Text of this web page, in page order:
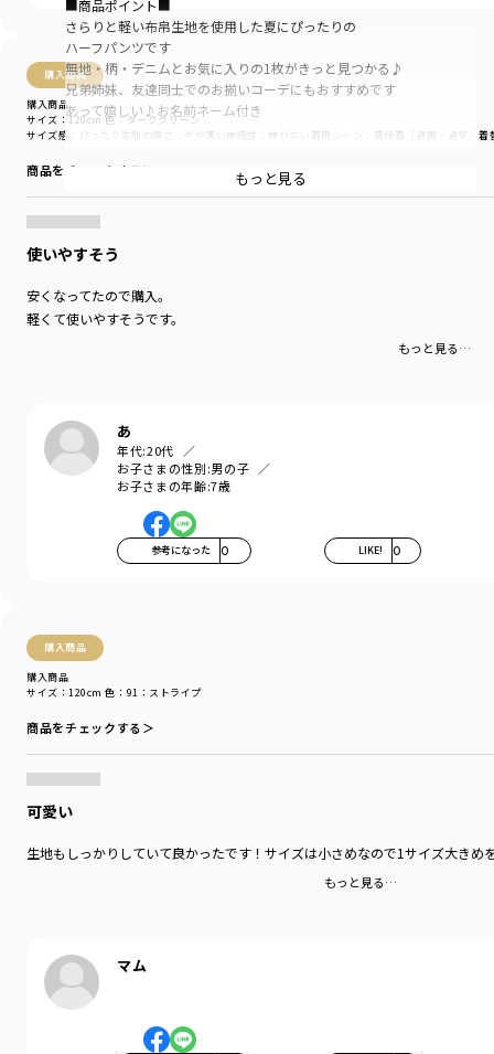
購入商品
購入商品
サイズ感 ：ぴったり 生地の厚さ ：やや薄い 伸縮性 ：伸びない 着用シーン ：普段着（通園・通学）着
サイズ：120cm 色：ダークグリーン
商品をチェックする＞
使いやすそう
安くなってたので購入。
軽くて使いやすそうです。
もっと見る…
あ
年代:20代
お子さまの性別:男の子
お子さまの年齢:7歳
参考になった 0 LIKE! 0
購入商品
購入商品
サイズ：120cm 色：91：ストライプ
商品をチェックする＞
可愛い
生地もしっかりしていて良かったです！サイズは小さめなので1サイズ大きめ
もっと見る…
マム
■商品ポイント■
さらりと軽い布帛生地を使用した夏にぴったりの
ハーフパンツです
無地・柄・デニムとお気に入りの1枚がきっと見つかる♪
兄弟姉妹、友達同士でのお揃いコーデにもおすすめです
あって嬉しい♪お名前ネーム付き
無地：ハリ感のある綿/ポリエステル混のツイル生地
デニム：薄手で柔らかな綿100％デニム生地
Daily…毎日
Comfortable…気持ちの良い、快適な
着心地の良い服を、手に取りやすい価格で
-----
伸縮性:なし
透け感:なし
ポケット:あり
＃drc＃おとこのこ＃おんなのこ＃ボーイズ＃ガールズ
＃通園コーデ＃通学コーデ＃小学生コーデ
＃リンク＃リンクコーデ
＃ユニセックス
着用イメージ/カラー：ベージュ
サイズ：サイズ130
ブランド
シーズン
カラー
／ブラウン
もっと見る